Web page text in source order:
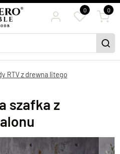
0 0
RTV z drewna litego
szafka z